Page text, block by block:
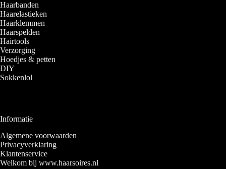
Haarbanden
Haarelastieken
Haarklemmen
Haarspelden
Hairtools
Verzorging
Hoedjes & petten
DIY
Sokkenlol
Informatie
Algemene voorwaarden
Privacyverklaring
Klantenservice
Welkom bij www.haarsoires.nl